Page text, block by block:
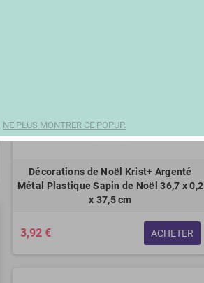
Décorations de Noël Krist+ Argenté
Métal Plastique Sapin de Noël 36,7 x 0,2
x 37,5 cm
3,92 € ACHETER
NE PLUS MONTRER CE POPUP.